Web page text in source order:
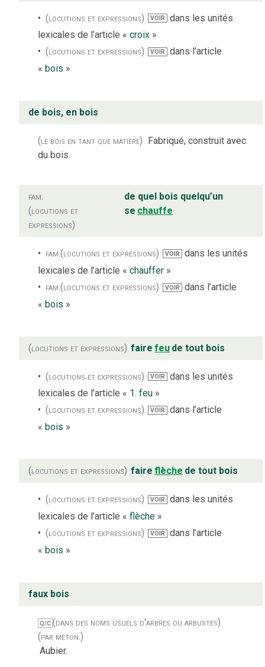
(locutions et expressions) VOIR
dans les unités
lexicales de l’article « croix »
(locutions et expressions)
VOIR
dans l’article
« bois »
de bois, en bois
(le bois en tant que matière) Fabriqué, construit avec
du bois.
fam.
(locutions et
expressions)
de quel bois quelqu’un
se chauffe
fam.(locutions et expressions) VOIR dans les unités
lexicales de l’article « chauffer »
fam. (locutions et expressions) VOIR dans l’article
« bois »
(locutions et expressions) faire feu de tout bois
(locutions et expressions) VOIR
dans les unités
lexicales de l’article « 1. feu »
(locutions et expressions)
VOIR
dans l’article
« bois »
(locutions et expressions) faire flèche de tout bois
(locutions et expressions) VOIR dans les unités
lexicales de l’article « flèche »
(locutions et expressions)
VOIR dans l’article
« bois »
faux bois
Q/C (dans des noms usuels d'arbres ou arbustes)
(par méton.)
Aubier.